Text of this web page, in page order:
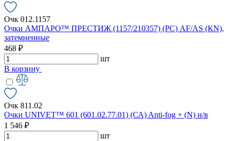
Очк 012.1157
Очки АМПАРО™ ПРЕСТИЖ (1157/210357) (РС) AF/AS (КN),
затемненные
468 ₽
шт
В корзину
Очк 811.02
Очки UNIVET™ 601 (601.02.77.01) (СА) Anti-fog + (N) н/в
1 546 ₽
шт